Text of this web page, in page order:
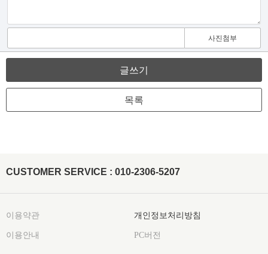
사진첨부
글쓰기
목록
CUSTOMER SERVICE : 010-2306-5207
이용약관 개인정보처리방침
이용안내 PC버전